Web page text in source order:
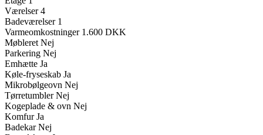
Værelser 4
Badeværelser 1
Varmeomkostninger 1.600 DKK
Møbleret Nej
Parkering Nej
Emhætte Ja
Køle-fryseskab Ja
Mikrobølgeovn Nej
Tørretumbler Nej
Kogeplade & ovn Nej
Komfur Ja
Badekar Nej